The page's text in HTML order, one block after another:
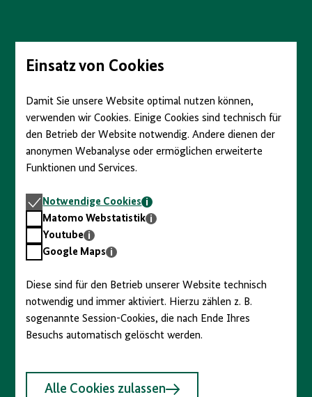
Seiteninhalt
springenEinsatz von Cookies
Damit Sie unsere Website optimal nutzen können,
verwenden wir Cookies. Einige Cookies sind technisch für
den Betrieb der Website notwendig. Andere dienen der
anonymen Webanalyse oder ermöglichen erweiterte
Funktionen und Services.
Notwendige
Cookies
Notwendige Cookies
Matomo
Webstatistik
Matomo Webstatistik
Youtube
Youtube
GoogleGoogle Maps
Diese sind für den Betrieb unserer Website technisch
notwendig und immer aktiviert. Hierzu zählen z. B.
sogenannte Session-Cookies, die nach Ende Ihres
Besuchs automatisch gelöscht werden.
Alle Cookies zulassen